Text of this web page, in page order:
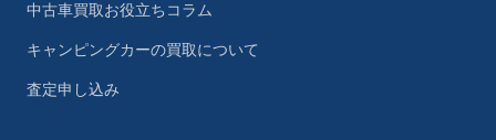
中古車買取お役立ちコラム
キャンピングカーの買取について
査定申し込み